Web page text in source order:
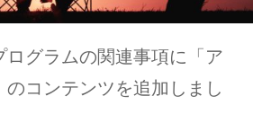
ログラムの関連事項に「ア
のコンテンツを追加しまし